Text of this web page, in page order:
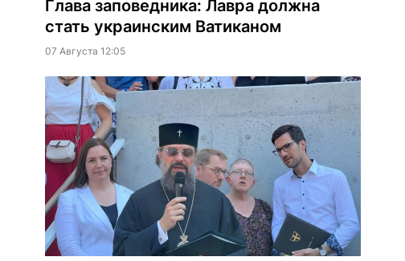
Глава заповедника: Лавра должна
стать украинским Ватиканом
07 Августа 12:05